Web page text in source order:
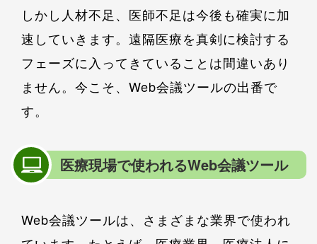
しかし人材不足、医師不足は今後も確実に加
速していきます。遠隔医療を真剣に検討する
フェーズに入ってきていることは間違いあり
ません。今こそ、Web会議ツールの出番で
す。
医療現場で使われるWeb会議ツール
Web会議ツールは、さまざまな業界で使われ